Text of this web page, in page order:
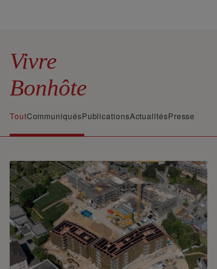
Vivre
Bonhôte
ToutCommuniquésPublicationsActualitésPresse